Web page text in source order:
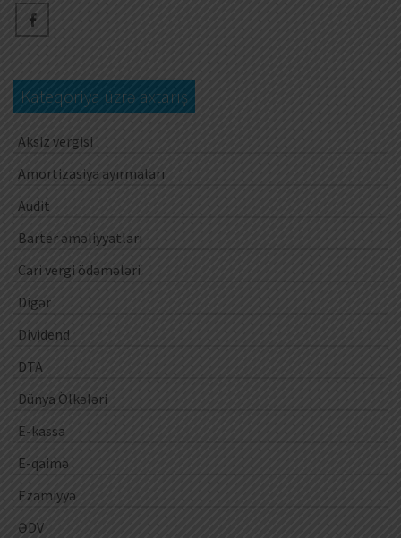
Kateqoriya üzrə axtarış
Aksiz vergisi
Amortizasiya ayırmaları
Audit
Barter əməliyyatları
Cari vergi ödəmələri
Digər
Dividend
DTA
Dünya Ölkələri
E-kassa
E-qaimə
Ezamiyyə
ƏDV